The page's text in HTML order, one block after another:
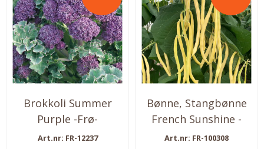
Planten blir ca. 40-50 cm
høy og 40-50 cm vid så
det er...
Brokkoli Summer
Purple -Frø-
Art.nr: FR-12237
Bønne, Stangbønne
French Sunshine -
Frø-
Art.nr: FR-100308